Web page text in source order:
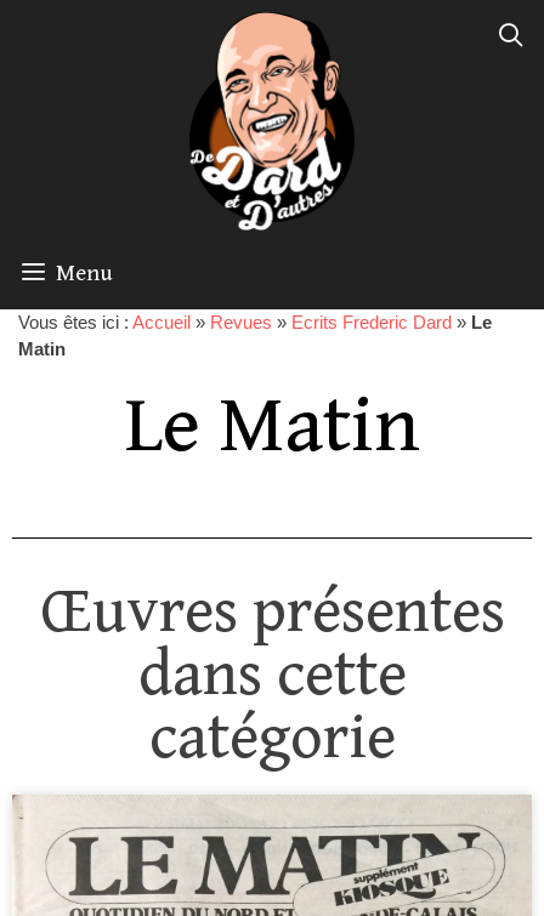
Menu
Vous êtes ici : Accueil » Revues » Ecrits Frederic Dard » Le
Matin
Le Matin
Œuvres présentes
dans cette
catégorie